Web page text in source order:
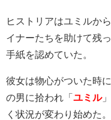
ヒストリアはユミルか
イナーたちを助けて残
手紙を認めていた。
彼女は物心がついた時
の男に拾われ「 ユミル
く状況が変わり始めた